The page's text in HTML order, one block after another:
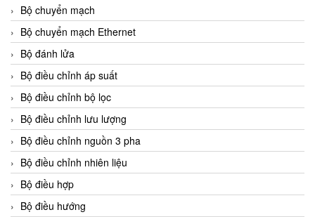
Bộ chuyển mạch
Bộ chuyển mạch Ethernet
Bộ đánh lửa
Bộ điều chỉnh áp suất
Bộ điều chỉnh bộ lọc
Bộ điều chỉnh lưu lượng
Bộ điều chỉnh nguồn 3 pha
Bộ điều chỉnh nhiên liệu
Bộ điều hợp
Bộ điều hướng